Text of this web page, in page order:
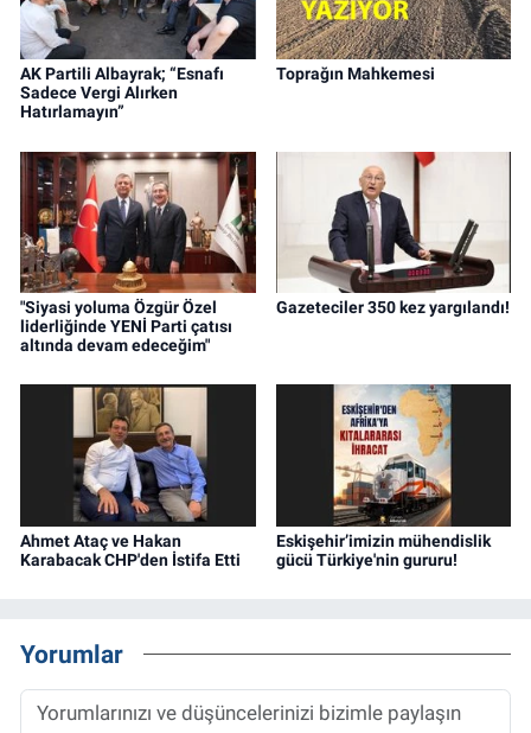
AK Partili Albayrak; “Esnafı
Sadece Vergi Alırken
Hatırlamayın”
Toprağın Mahkemesi
"Siyasi yoluma Özgür Özel
liderliğinde YENİ Parti çatısı
altında devam edeceğim"
Gazeteciler 350 kez yargılandı!
Ahmet Ataç ve Hakan
Karabacak CHP'den İstifa Etti
Eskişehir’imizin mühendislik
gücü Türkiye'nin gururu!
Yorumlar